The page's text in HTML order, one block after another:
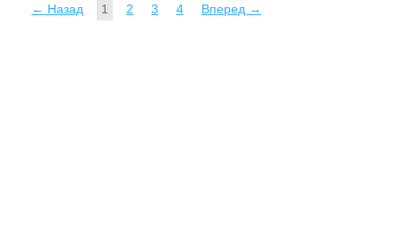
← Назад 1 2 3 4 Вперед →